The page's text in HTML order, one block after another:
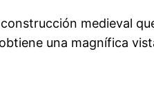
medieval
una magnífica